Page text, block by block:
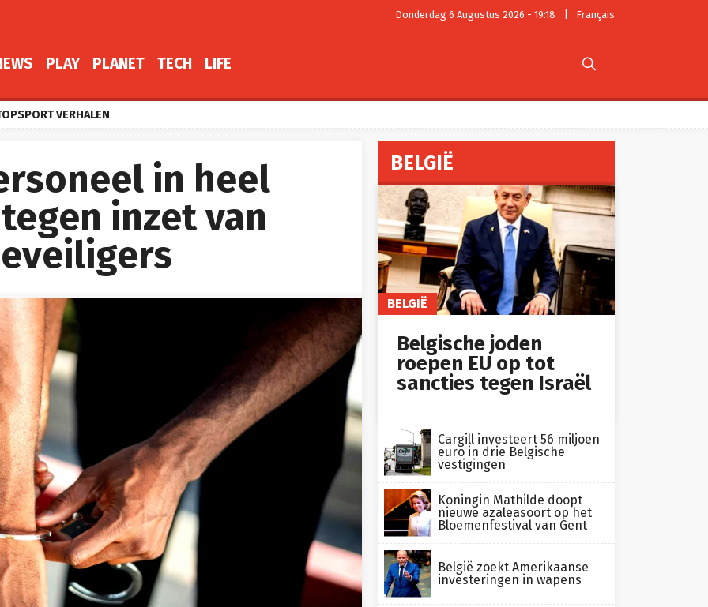
Donderdag 6 Augustus 2026 - 19:18 Français
PLAY PLANET TECH LIFE 
VERHALEN
in heel
inzet van
BELGIË
BELGIË
Belgische joden
roepen EU op tot
sancties tegen Israël
Cargill investeert 56 miljoen
euro in drie Belgische
vestigingen
Koningin Mathilde doopt
nieuwe azaleasoort op het
Bloemenfestival van Gent
België zoekt Amerikaanse
investeringen in wapens